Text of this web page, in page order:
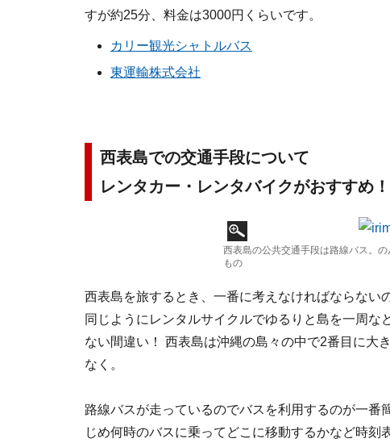
すが約25分、料金は3000円くらいです。
カリー観光シャトルバス
東運輸株式会社
西表島での交通手段について
レンタカー・レンタバイクがおすすめ！
西表島の公共交通手段は路線バス。
もの
西表島を旅するとき、一番に考えなければならない
同じようにレンタルサイクルでゆるりと島を一周
ない間違い！ 西表島は沖縄の島々の中で2番目に大
なく。
路線バスが走っているのでバスを利用するのが一
じめ何時のバスに乗ってどこに移動するかなど時刻